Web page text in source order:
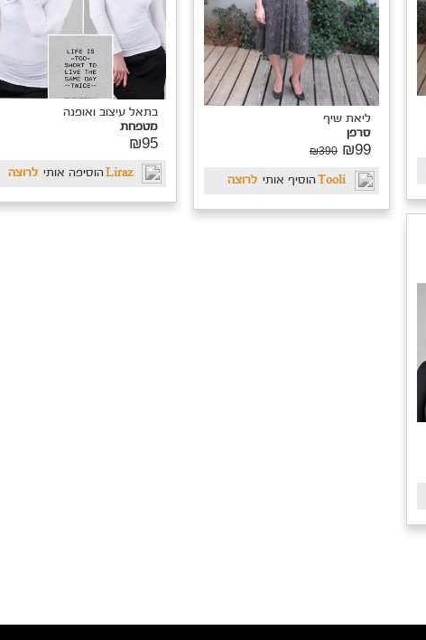
ליאת שיף
סרפן
₪99
₪390
Tooliהוסיף אותי לרוצה
בתאל עיצוב ואופנה
מטפחת
₪95
Lirazהוסיפה אותי לרוצה